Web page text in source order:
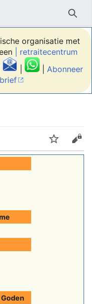
organisatie met
| retraitecentrum
| Abonneer
Volgen Bewerken